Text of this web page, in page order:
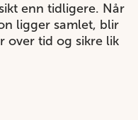
enn tidligere. Når
ligger samlet, blir
over tid og sikre lik